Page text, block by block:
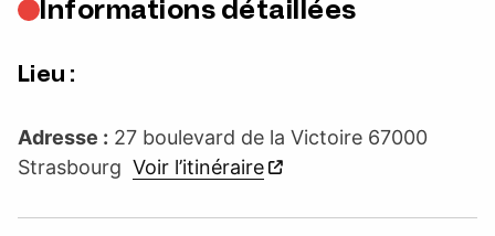
Informations détaillées
Lieu :
Adresse : 27 boulevard de la Victoire 67000
Strasbourg Voir l’itinéraire